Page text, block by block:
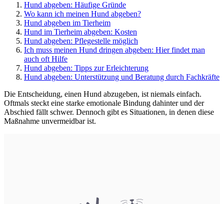
Hund abgeben: Häufige Gründe
Wo kann ich meinen Hund abgeben?
Hund abgeben im Tierheim
Hund im Tierheim abgeben: Kosten
Hund abgeben: Pflegestelle möglich
Ich muss meinen Hund dringen abgeben: Hier findet man
auch oft Hilfe
Hund abgeben: Tipps zur Erleichterung
Hund abgeben: Unterstützung und Beratung durch Fachkräfte
Die Entscheidung, einen Hund abzugeben, ist niemals einfach.
Oftmals steckt eine starke emotionale Bindung dahinter und der
Abschied fällt schwer. Dennoch gibt es Situationen, in denen diese
Maßnahme unvermeidbar ist.